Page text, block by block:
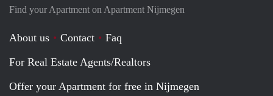
Find your Apartment on Apartment Nijmegen
About us Contact
Faq
For Real Estate Agents/Realtors
Offer your Apartment for free in Nijmegen